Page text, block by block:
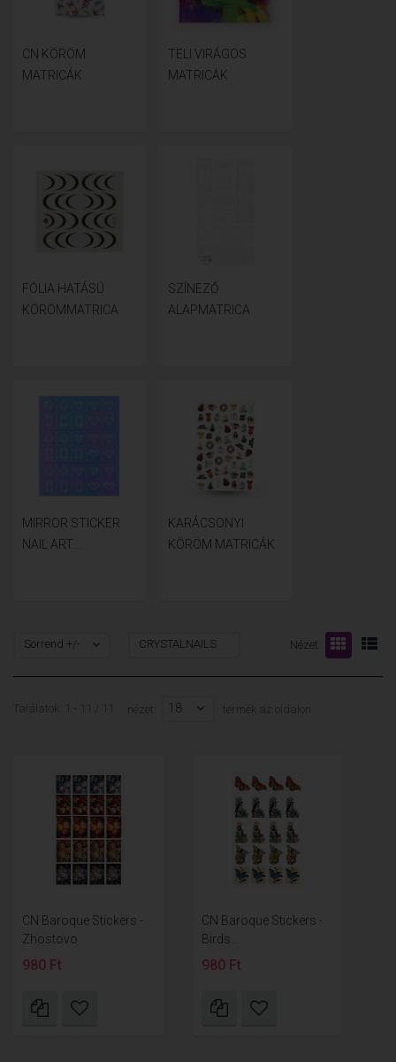
CN KÖRÖM
MATRICÁK
TELI VIRÁGOS
MATRICÁK
FÓLIA HATÁSÚ
KÖRÖMMATRICA
SZÍNEZŐ
ALAPMATRICA
MIRROR STICKER
NAIL ART...
KARÁCSONYI
KÖRÖM MATRICÁK
Nézet:
Sorrend +/- CRYSTALNAILS
Találatok: 1 - 11 / 11 nézet: 18 termék az oldalon
CN Baroque Stickers -
Zhostovo
980 Ft
CN Baroque Stickers -
Birds...
980 Ft